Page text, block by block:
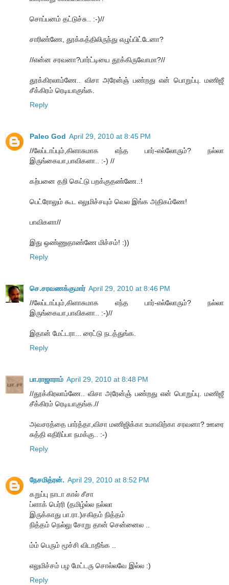
சொப்பனம் தட்டுச்சு.. :-)//
சாரிண்ணே, தூக்கத்திலிருந்து எழுப்பிட்டேனா?
//என்ன சரவனா?பார்ட்டியை தூக்கிருவோமா?//
தூக்கிரலாம்ணே.. விசா அரேன்ஞ் பண்றது என் பொறுப்பு. மணிஜீ
சீக்கிரம் ரெடியாகுங்க.
Reply
Paleo God April 29, 2010 at 8:45 PM
//லேப்டாப்பும்,கிளாசுமாக எந்த பார்-எல்லோரும்? நல்லா
இருங்கையா,பாவிகளா.. :-) //
கற்பனை தறி கெட்டு பறக்குதண்ணே..!
பெட்ரோலும் கூட எலுமிச்சயும் வெல இங்க அதிகம்ணே!
பாவிகளா//
இது ஒண்ணுதாண்ணே மிச்சம்! :))
Reply
செ.சரவணக்குமார் April 29, 2010 at 8:46 PM
//லேப்டாப்பும்,கிளாசுமாக எந்த பார்-எல்லோரும்? நல்லா
இருங்கையா,பாவிகளா.. :-)//
இதான் மேட்டரா... ரைட்டு நடத்துங்க.
Reply
பா.ராஜாராம் April 29, 2010 at 8:48 PM
//தூக்கிரலாம்ணே.. விசா அரேன்ஞ் பண்றது என் பொறுப்பு. மணிஜீ
சீக்கிரம் ரெடியாகுங்க.//
அவசரத்தை பார்த்தா,விசா மணிஜிக்கா உமாவிற்கா சரவனா? ஊரை
சுத்தி எதிரிப்பா நமக்கு.. :-)
Reply
நேசமித்ரன். April 29, 2010 at 8:52 PM
கறுப்பு நாடா கால் சீசா
ப்ளாக் பெர்ரி (தமிழ்ல்ல நல்லா
இருக்காது பா.ரா.)சகிதம் நித்தம்
நித்தம் நெல்லு சோறு தான் சென்னைல ..
ம்ம் பெரும் மூச்சி விடாதீங்க ..
எலுமிச்சம் பழ மேட்டரு சொல்லவே இல்ல :)
Reply